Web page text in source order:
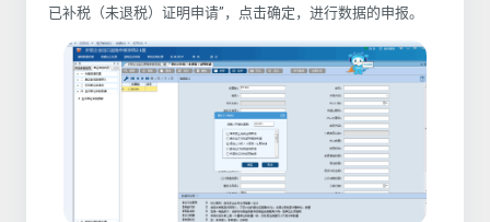
已补税（未退税）证明申请”，点击确定，进行数据的申报。